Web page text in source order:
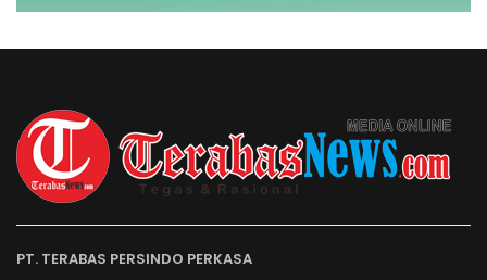
PT. TERABAS PERSINDO PERKASA